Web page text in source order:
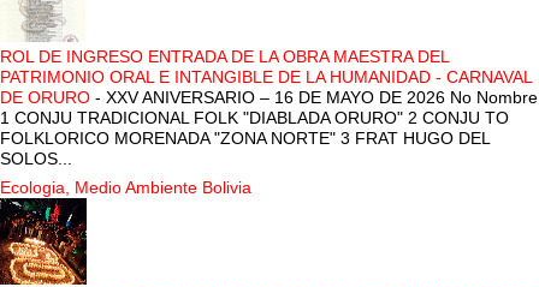
ROL DE INGRESO ENTRADA DE LA OBRA MAESTRA DEL
PATRIMONIO ORAL E INTANGIBLE DE LA HUMANIDAD - CARNAVAL
DE ORURO - XXV ANIVERSARIO – 16 DE MAYO DE 2026 No Nombre
1 CONJU TRADICIONAL FOLK "DIABLADA ORURO" 2 CONJU TO
FOLKLORICO MORENADA "ZONA NORTE" 3 FRAT HUGO DEL
SOLOS...
Ecologia, Medio Ambiente Bolivia